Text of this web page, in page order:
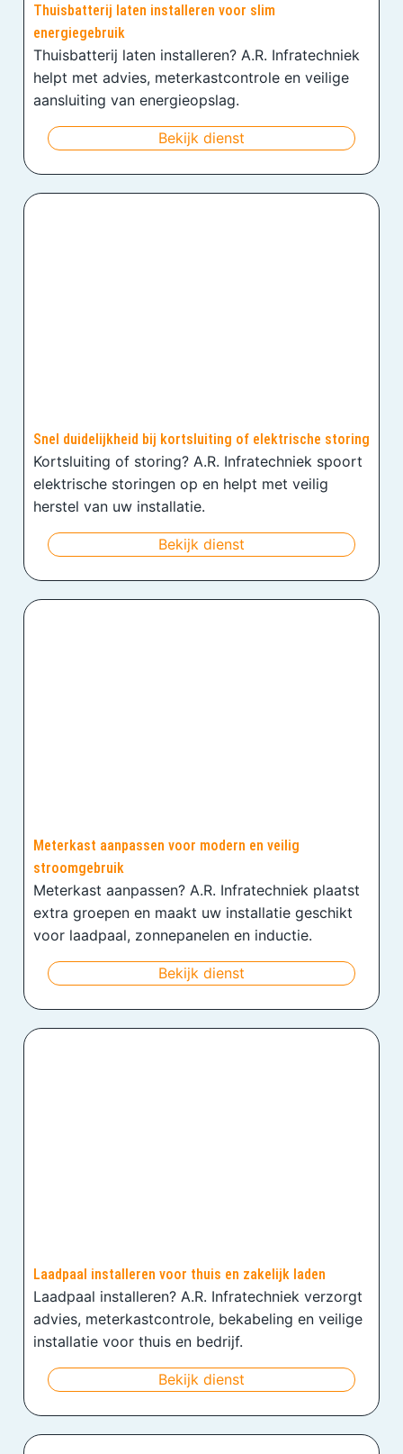
Thuisbatterij laten installeren voor slim
energiegebruik
Thuisbatterij laten installeren? A.R. Infratechniek
helpt met advies, meterkastcontrole en veilige
aansluiting van energieopslag.
Bekijk dienst
Snel duidelijkheid bij kortsluiting of elektrische storing
Kortsluiting of storing? A.R. Infratechniek spoort
elektrische storingen op en helpt met veilig
herstel van uw installatie.
Bekijk dienst
Meterkast aanpassen voor modern en veilig
stroomgebruik
Meterkast aanpassen? A.R. Infratechniek plaatst
extra groepen en maakt uw installatie geschikt
voor laadpaal, zonnepanelen en inductie.
Bekijk dienst
Laadpaal installeren voor thuis en zakelijk laden
Laadpaal installeren? A.R. Infratechniek verzorgt
advies, meterkastcontrole, bekabeling en veilige
installatie voor thuis en bedrijf.
Bekijk dienst